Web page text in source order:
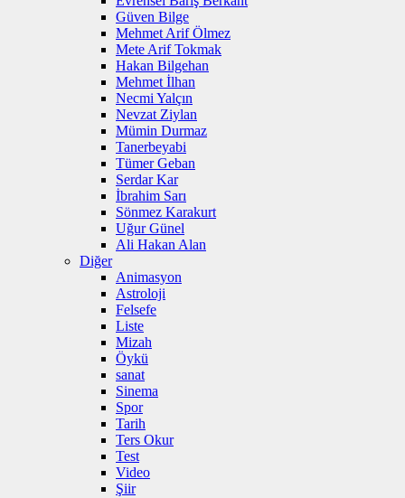
Güven Bilge
Mehmet Arif Ölmez
Mete Arif Tokmak
Hakan Bilgehan
Mehmet İlhan
Necmi Yalçın
Nevzat Ziylan
Mümin Durmaz
Tanerbeyabi
Tümer Geban
Serdar Kar
İbrahim Sarı
Sönmez Karakurt
Uğur Günel
Ali Hakan Alan
Diğer
Animasyon
Astroloji
Felsefe
Liste
Mizah
Öykü
sanat
Sinema
Spor
Tarih
Ters Okur
Test
Video
Şiir